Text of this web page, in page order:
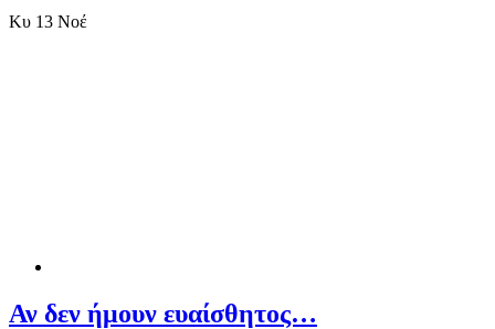
Κυ 13 Νοέ
Αν δεν ήμουν ευαίσθητος…